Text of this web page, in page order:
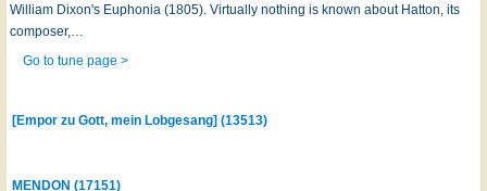
William Dixon's Euphonia (1805). Virtually nothing is known about Hatton, its
composer,…
Go to tune page >
[Empor zu Gott, mein Lobgesang] (13513)
MENDON (17151)